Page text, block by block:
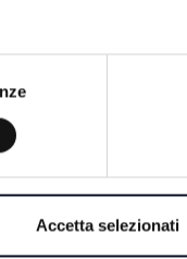
Accetta selezionati